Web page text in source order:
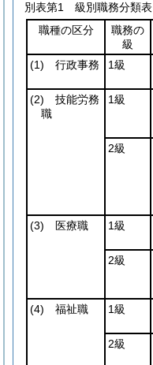
別表第1
級別職務分類表
職種の区分
職務の
級
(1) 行政事務 1級
(2) 技能労務
職
1級
2級
(3) 医療職 1級
2級
(4) 福祉職 1級
2級